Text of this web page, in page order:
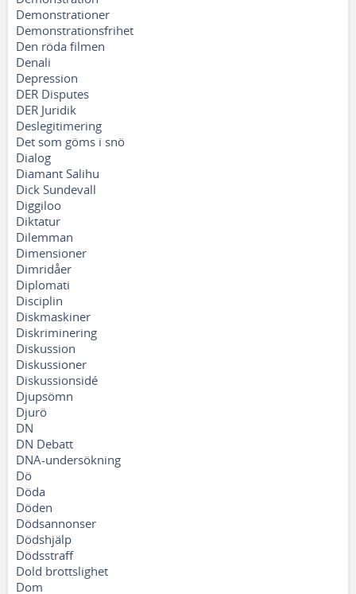
Demonstrationer
Demonstrationsfrihet
Den röda filmen
Denali
Depression
DER Disputes
DER Juridik
Deslegitimering
Det som göms i snö
Dialog
Diamant Salihu
Dick Sundevall
Diggiloo
Diktatur
Dilemman
Dimensioner
Dimridåer
Diplomati
Disciplin
Diskmaskiner
Diskriminering
Diskussion
Diskussioner
Diskussionsidé
Djupsömn
Djurö
DN
DN Debatt
DNA-undersökning
Dö
Döda
Döden
Dödsannonser
Dödshjälp
Dödsstraff
Dold brottslighet
Dom